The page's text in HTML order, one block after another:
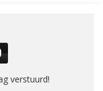
verstuurd!